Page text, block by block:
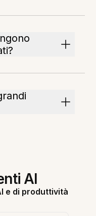
AI
e di produttività